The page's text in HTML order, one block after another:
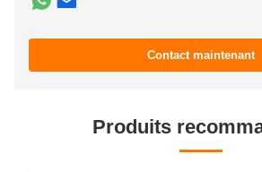
Contact maintenant
Produits